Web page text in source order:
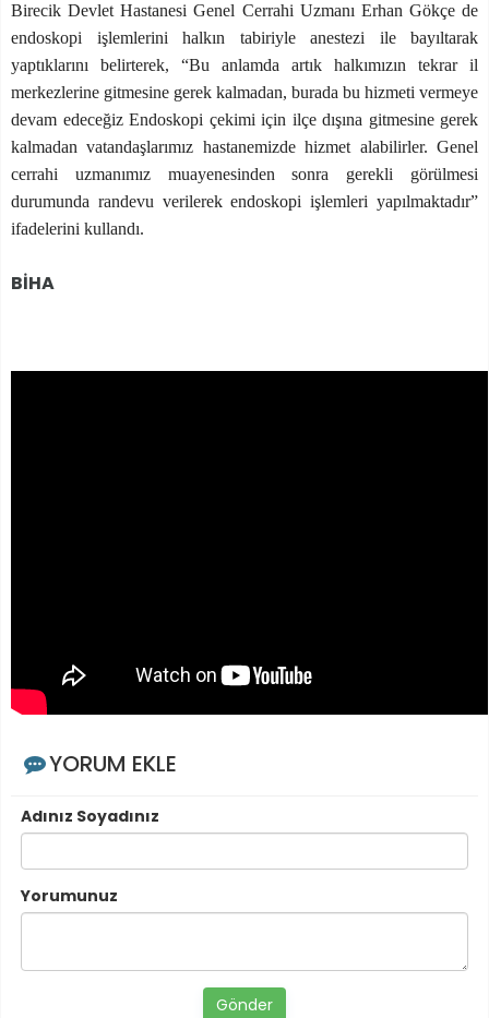
Birecik Devlet Hastanesi Genel Cerrahi Uzmanı Erhan Gökçe de
endoskopi işlemlerini halkın tabiriyle anestezi ile bayıltarak
yaptıklarını belirterek, “Bu anlamda artık halkımızın tekrar il
merkezlerine gitmesine gerek kalmadan, burada bu hizmeti vermeye
devam edeceğiz Endoskopi çekimi için ilçe dışına gitmesine gerek
kalmadan vatandaşlarımız hastanemizde hizmet alabilirler. Genel
cerrahi uzmanımız muayenesinden sonra gerekli görülmesi
durumunda randevu verilerek endoskopi işlemleri yapılmaktadır”
ifadelerini kullandı.
BİHA
YORUM EKLE
Adınız Soyadınız
Yorumunuz
Gönder